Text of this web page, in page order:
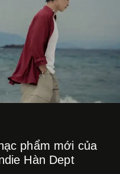
phẩm mới của
Hàn Dept